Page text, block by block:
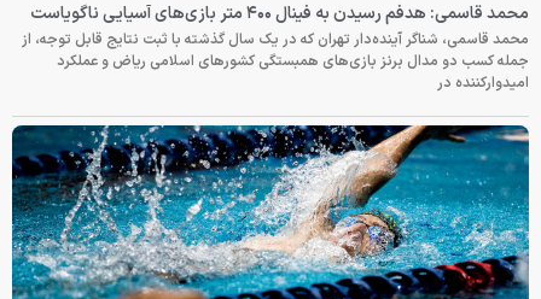
محمد قاسمی: هدفم رسیدن به فینال ۴۰۰ متر بازی‌های آسیایی ناگویاست
محمد قاسمی، شناگر آینده‌دار تهران که در یک سال گذشته با ثبت نتایج قابل توجه، از
جمله کسب دو مدال برنز بازی‌های همبستگی کشورهای اسلامی ریاض و عملکرد
امیدوارکننده در